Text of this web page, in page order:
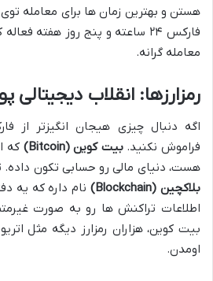
هستن و بهترین زمان ها برای معامله توی
فارکس ۲۴ ساعته و پنج روز هفته
معامله گرانه.
رمزارزها: انقلاب دیجیتالی
اگه دنبال چیزی هیجان انگیزتر از
فراموش نکنید.بیت کوین (Bitcoin)
که
هست، دنیای مالی رو حسابی تکون
بلاکچین (Blockchain)
نام داره که یه
اطلاعات تراکنش ها رو به صورت
بیت کوین، هزاران رمزارز دیگه مثل
اومدن.